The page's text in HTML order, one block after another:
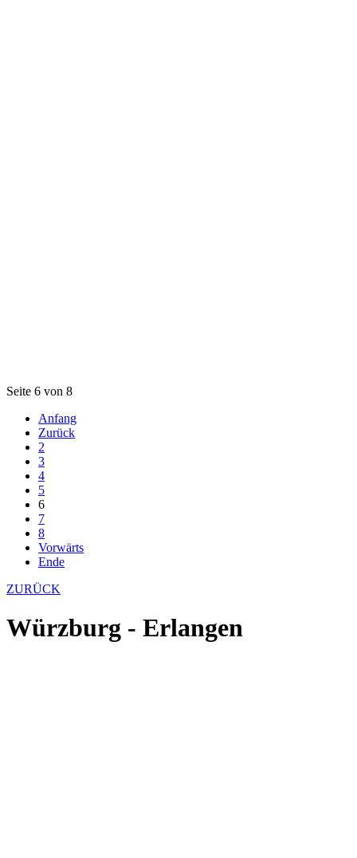
Seite 6 von 8
Anfang
Zurück
2
3
4
5
6
7
8
Vorwärts
Ende
ZURÜCK
Würzburg - Erlangen